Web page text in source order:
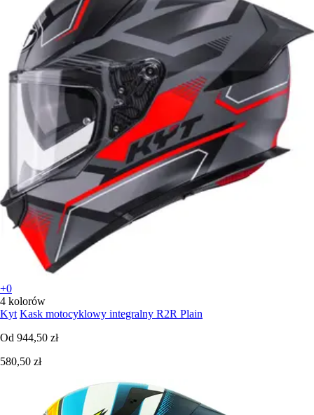
+0
4 kolorów
Kyt Kask motocyklowy integralny R2R Plain
Od 944,50 zł
580,50 zł